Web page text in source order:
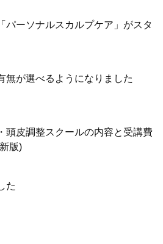
パーソナルスカルプケア」がスタ
無が選べるようになりました
頭皮調整スクールの内容と受講費
版)
た